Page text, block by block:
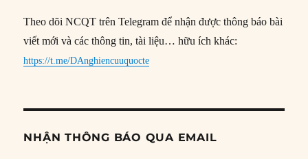
Theo dõi NCQT trên Telegram để nhận được thông báo bài
viết mới và các thông tin, tài liệu… hữu ích khác:
https://t.me/DAnghiencuuquocte
NHẬN THÔNG BÁO QUA EMAIL